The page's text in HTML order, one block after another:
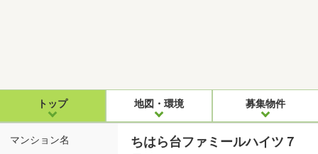
トップ 地図・環境 募集物件
マンション名
ちはら台ファミールハイツ７